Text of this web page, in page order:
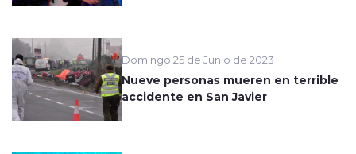
Domingo 25 de Junio de 2023
Nueve personas mueren en terrible
accidente en San Javier